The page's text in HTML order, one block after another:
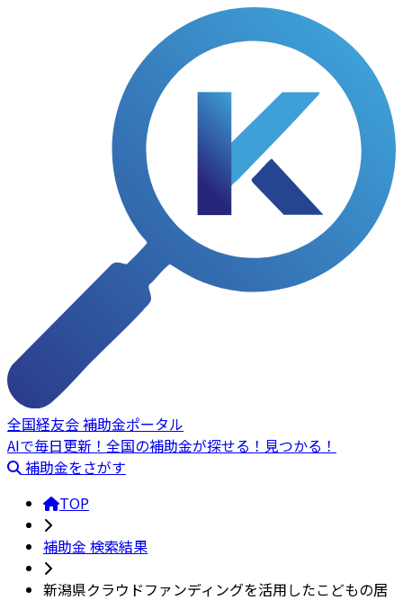
全国経友会 補助金ポータル
AIで毎日更新！全国の補助金が探せる！見つかる！
補助金をさがす
TOP
補助金 検索結果
新潟県クラウドファンディングを活用したこどもの居